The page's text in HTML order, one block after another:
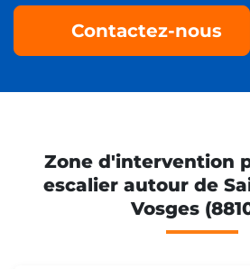
Contactez-nous
Zone d'intervention
escalier autour de
Vosges